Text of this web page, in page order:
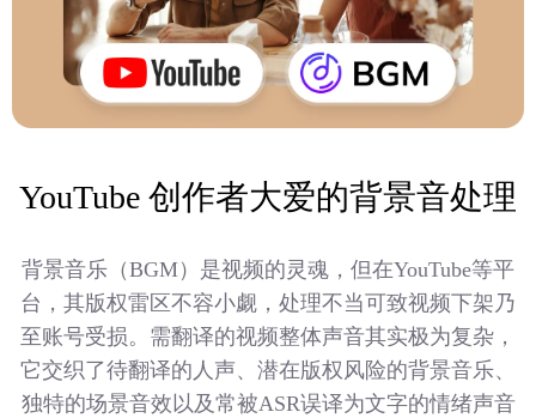
YouTube 创作者大爱的背景音处理
背景音乐（BGM）是视频的灵魂，但在YouTube等平
台，其版权雷区不容小觑，处理不当可致视频下架乃
至账号受损。需翻译的视频整体声音其实极为复杂，
它交织了待翻译的人声、潜在版权风险的背景音乐、
独特的场景音效以及常被ASR误译为文字的情绪声音